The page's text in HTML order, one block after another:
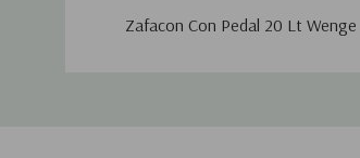
Zafacon Con Pedal 20 Lt Wenge